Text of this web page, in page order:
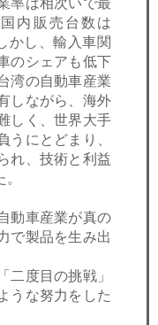
内販売台数は
かし、輸入車関
のシェアも低下
湾の自動車産業
しながら、海外
しく、世界大手
うにとどまり、
れ、技術と利益
動車産業が真の
で製品を生み出
度目の挑戦」
うな努力をした